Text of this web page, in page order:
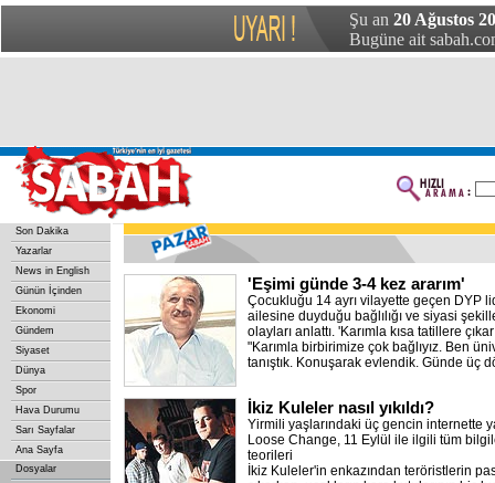
Şu an 20 Ağustos
Bugüne ait
Son Dakika
Yazarlar
News in English
Günün İçinden
Ekonomi
Gündem
Siyaset
Dünya
Spor
Hava Durumu
Sarı Sayfalar
Ana Sayfa
Dosyalar
'Eşimi günde 3-4 kez ararım'
Çocukluğu 14 ayrı vilayette geçen DYP
ailesine duyduğu bağlılığı ve siyasi
olayları anlattı. 'Karımla kısa tatillere
"Karımla birbirimize çok bağlıyız. Ben
tanıştık. Konuşarak evlendik. Günde üç
İkiz Kuleler nasıl yıkıldı?
Yirmili yaşlarındaki üç gencin internette
Loose Change, 11 Eylül ile ilgili tüm
teorileri
İkiz Kuleler'in enkazından teröristlerin